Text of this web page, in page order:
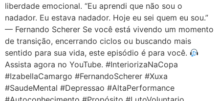
liberdade emocional. “Eu aprendi que não sou o
nadador. Eu estava nadador. Hoje eu sei quem eu sou.”
— Fernando Scherer Se você está vivendo um momento
de transição, encerrando ciclos ou buscando mais
sentido para sua vida, este episódio é para você.
Assista agora no YouTube. #InteriorizaNaCopa
#IzabellaCamargo #FernandoScherer #Xuxa
#SaudeMental #Depressao #AltaPerformance